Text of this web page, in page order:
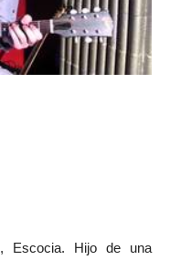
Escocia. Hijo de una